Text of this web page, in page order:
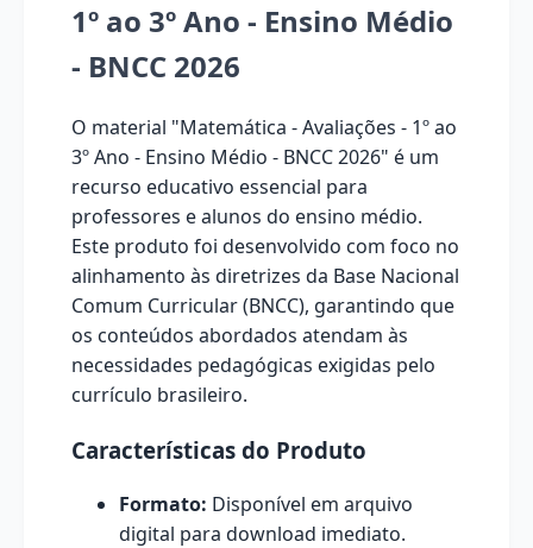
1º ao 3º Ano - Ensino Médio
- BNCC 2026
O material "Matemática - Avaliações - 1º ao
3º Ano - Ensino Médio - BNCC 2026" é um
recurso educativo essencial para
professores e alunos do ensino médio.
Este produto foi desenvolvido com foco no
alinhamento às diretrizes da Base Nacional
Comum Curricular (BNCC), garantindo que
os conteúdos abordados atendam às
necessidades pedagógicas exigidas pelo
currículo brasileiro.
Características do Produto
Formato: Disponível em arquivo
digital para download imediato.